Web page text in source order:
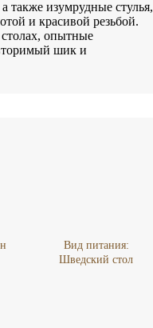
также изумрудные стулья,
и красивой резьбой.
опытные
шик и
Вид питания:
Шведский стол